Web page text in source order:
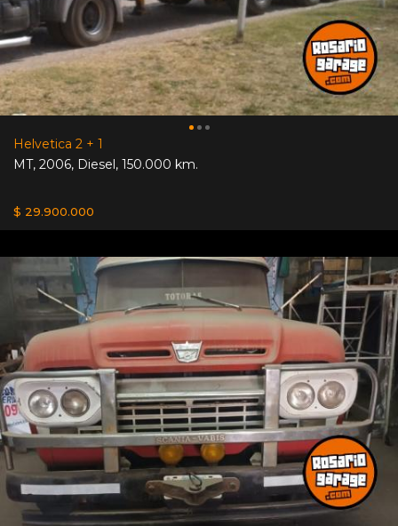
Helvetica 2 + 1
MT, 2006, Diesel, 150.000 km.
$ 29.900.000